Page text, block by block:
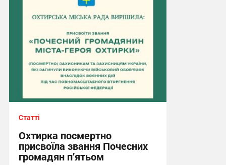
Статті
Охтирка посмертно
присвоїла звання Почесних
громадян п’ятьом